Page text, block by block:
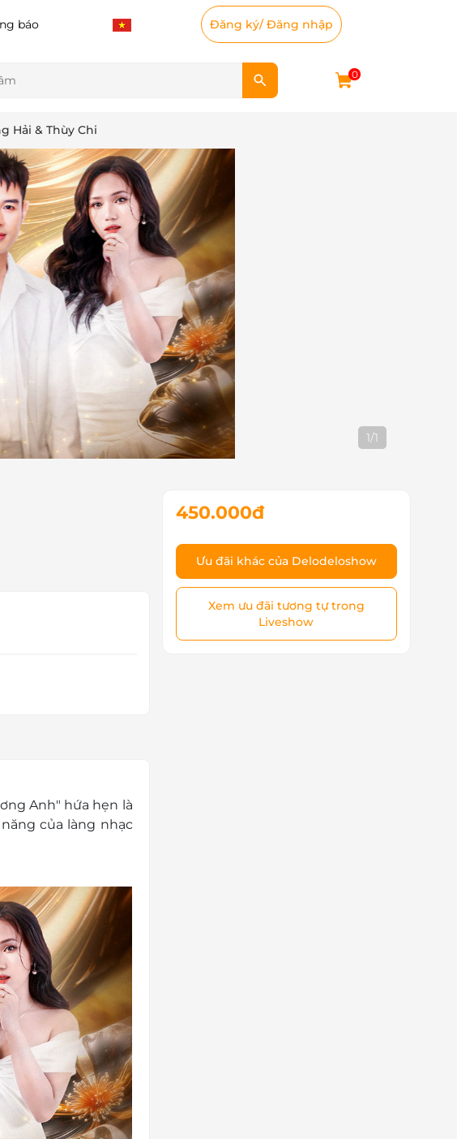
báo Đăng ký/Đăng nhập
0
Hải & Thùy Chi
1/1
Anh" hứa hẹn là
của làng nhạc
450.000đ
Ưu đãi khác của Delodeloshow
Xem ưu đãi tương tự trong
Liveshow